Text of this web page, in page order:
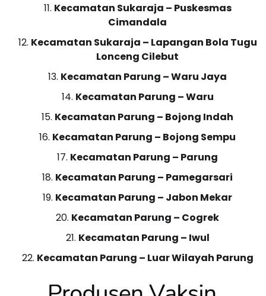
Kecamatan Sukaraja – Puskesmas
Cimandala
Kecamatan Sukaraja – Lapangan Bola Tugu
Lonceng Cilebut
Kecamatan Parung – Waru Jaya
Kecamatan Parung – Waru
Kecamatan Parung – Bojong Indah
Kecamatan Parung – Bojong Sempu
Kecamatan Parung – Parung
Kecamatan Parung – Pamegarsari
Kecamatan Parung – Jabon Mekar
Kecamatan Parung – Cogrek
Kecamatan Parung – Iwul
Kecamatan Parung – Luar Wilayah Parung